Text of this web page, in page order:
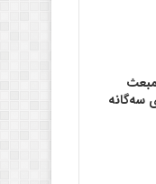
مبعث
سه‌گانه